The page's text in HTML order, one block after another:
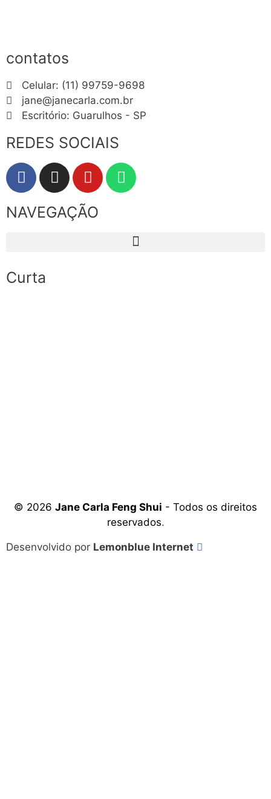
contatos
Celular: (11) 99759-9698
jane@janecarla.com.br
Escritório: Guarulhos - SP
REDES SOCIAIS
NAVEGAÇÃO
Curta
© 2026 Jane Carla Feng Shui - Todos os direitos
reservados.
Desenvolvido por Lemonblue Internet